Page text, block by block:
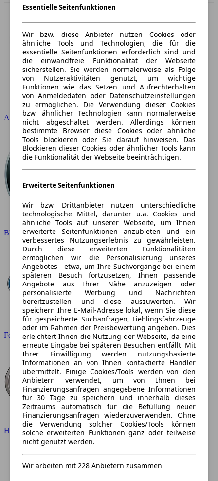
Audi
BMW
Ford
Hyundai
Essentielle Seitenfunktionen
Wir bzw. diese Anbieter nutzen Cookies oder
ähnliche Tools und Technologien, die für die
essentielle Seitenfunktionen erforderlich sind und
die einwandfreie Funktionalität der Webseite
sicherstellen. Sie werden normalerweise als Folge
von Nutzeraktivitäten genutzt, um wichtige
Funktionen wie das Setzen und Aufrechterhalten
von Anmeldedaten oder Datenschutzeinstellungen
zu ermöglichen. Die Verwendung dieser Cookies
bzw. ähnlicher Technologien kann normalerweise
nicht abgeschaltet werden. Allerdings können
bestimmte Browser diese Cookies oder ähnliche
Tools blockieren oder Sie darauf hinweisen. Das
Blockieren dieser Cookies oder ähnlicher Tools kann
die Funktionalität der Webseite beeinträchtigen.
Erweiterte Seitenfunktionen
Wir bzw. Drittanbieter nutzen unterschiedliche
technologische Mittel, darunter u.a. Cookies und
ähnliche Tools auf unserer Webseite, um Ihnen
erweiterte Seitenfunktionen anzubieten und ein
verbessertes Nutzungserlebnis zu gewährleisten.
Durch diese erweiterten Funktionalitäten
ermöglichen wir die Personalisierung unseres
Angebotes - etwa, um Ihre Suchvorgänge bei einem
späteren Besuch fortzusetzen, Ihnen passende
Angebote aus Ihrer Nähe anzuzeigen oder
personalisierte Werbung und Nachrichten
bereitzustellen und diese auszuwerten. Wir
speichern Ihre E-Mail-Adresse lokal, wenn Sie diese
für gespeicherte Suchanfragen, Lieblingsfahrzeuge
oder im Rahmen der Preisbewertung angeben. Dies
erleichtert Ihnen die Nutzung der Webseite, da eine
erneute Eingabe bei späteren Besuchen entfällt. Mit
Ihrer Einwilligung werden nutzungsbasierte
Informationen an von Ihnen kontaktierte Händler
übermittelt. Einige Cookies/Tools werden von den
Anbietern verwendet, um von Ihnen bei
Finanzierungsanfragen angegebene Informationen
für 30 Tage zu speichern und innerhalb dieses
Zeitraums automatisch für die Befüllung neuer
Finanzierungsanfragen wiederzuverwenden. Ohne
die Verwendung solcher Cookies/Tools können
solche erweiterten Funktionen ganz oder teilweise
nicht genutzt werden.
Wir arbeiten mit 228 Anbietern zusammen.